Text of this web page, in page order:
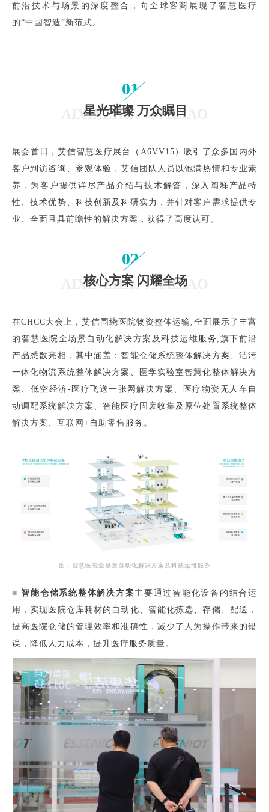
前沿技术与场景的深度整合，向全球客商展现了智慧医疗
的“中国智造”新范式。
01
星光璀璨 万众瞩目
AIXINZHIHUIYILIAO
展会首日，艾信智慧医疗展台（A6VV15）吸引了众多国内外
客户到访咨询、参观体验，艾信团队人员以饱满热情和专业素
养，为客户提供详尽产品介绍与技术解答，深入阐释产品特
性、技术优势、科技创新及科研实力，并针对客户需求提供专
业、全面且具前瞻性的解决方案，获得了高度认可。
02
核心方案 闪耀全场
AIXINZHIHUIYILIAO
在CHCC大会上，艾信围绕医院物资整体运输,全面展示了丰富
的智慧医院全场景自动化解决方案及科技运维服务,旗下前沿
产品悉数亮相，其中涵盖：智能仓储系统整体解决方案、洁污
一体化物流系统整体解决方案、医学实验室智慧化整体解决方
案、低空经济-医疗飞送一张网解决方案、医疗物资无人车自
动调配系统解决方案、智能医疗固废收集及原位处置系统整体
解决方案、互联网+自助零售服务。
图丨智慧医院全场景自动化解决方案及科技运维服务
■智能仓储系统整体解决方案主要通过智能化设备的结合运
用，实现医院仓库耗材的自动化、智能化拣选、存储、配送，
提高医院仓储的管理效率和准确性，减少了人为操作带来的错
误，降低人力成本，提升医疗服务质量。